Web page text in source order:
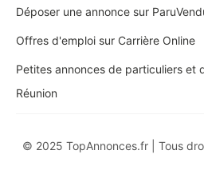
Déposer une annonce sur
Offres d'emploi sur Carrière Online
Petites annonces de particuliers et
Réunion
© 2025 TopAnnonces.fr | Tous